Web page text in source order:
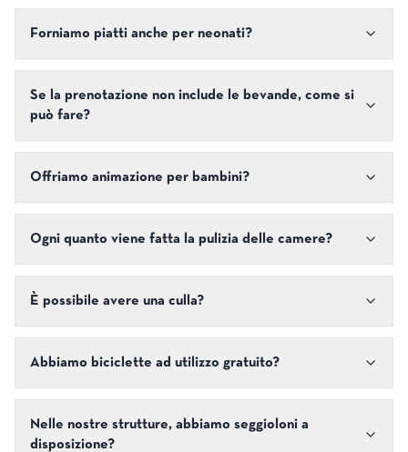
Forniamo piatti anche per neonati?
Se la prenotazione non include le bevande, come si
può fare?
Offriamo animazione per bambini?
Ogni quanto viene fatta la pulizia delle camere?
È possibile avere una culla?
Abbiamo biciclette ad utilizzo gratuito?
Nelle nostre strutture, abbiamo seggioloni a
disposizione?